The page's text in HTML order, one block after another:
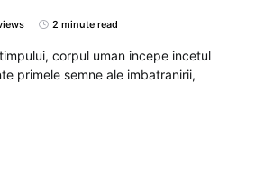
2 minute read
corpul uman incepe incetul
primele semne ale imbatranirii,